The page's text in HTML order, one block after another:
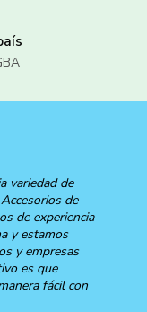
variedad de
de
de experiencia
y estamos
y empresas
es que
fácil con